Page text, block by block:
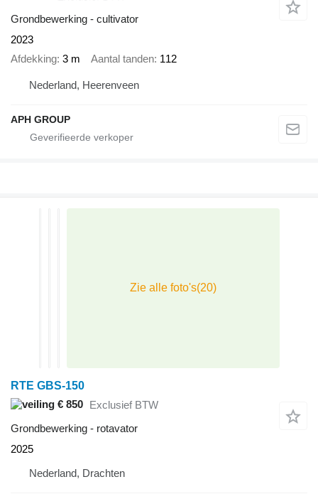
Grondbewerking - cultivator
2023
Afdekking 3 m Aantal tanden 112
Nederland, Heerenveen
APH GROUP
RTE GBS-150
€ 850 Exclusief BTW
Grondbewerking - rotavator
2025
Nederland, Drachten